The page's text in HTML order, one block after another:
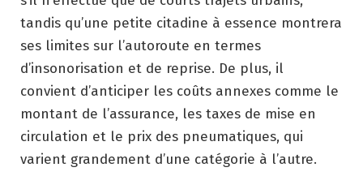
tandis qu’une petite citadine à essence montrera
ses limites sur l’autoroute en termes
d’insonorisation et de reprise. De plus, il
convient d’anticiper les coûts annexes comme le
montant de l’assurance, les taxes de mise en
circulation et le prix des pneumatiques, qui
varient grandement d’une catégorie à l’autre.